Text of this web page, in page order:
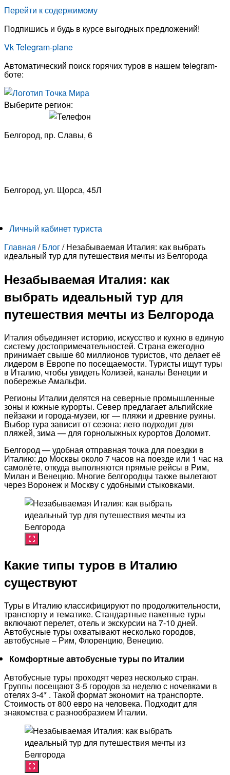
Перейти к содержимому
Подпишись и будь в курсе выгодных предложений!
VkTelegram-plane
Автоматический поиск горячих туров в нашем telegram-
боте:
Выберите регион:
Белгород, пр. Славы, 6
Белгород, ​ ул. Щорса, 45Л
Личный кабинет туриста
Главная /Блог/Незабываемая Италия: как выбрать
идеальный тур для путешествия мечты из Белгорода
Незабываемая Италия: как
выбрать идеальный тур для
путешествия мечты из Белгорода
Италия объединяет историю, искусство и кухню в единую
систему достопримечательностей. Страна ежегодно
принимает свыше 60 миллионов туристов, что делает её
лидером в Европе по посещаемости. Туристы ищут туры
в Италию, чтобы увидеть Колизей, каналы Венеции и
побережье Амальфи.
Регионы Италии делятся на северные промышленные
зоны и южные курорты. Север предлагает альпийские
пейзажи и города-музеи, юг — пляжи и древние руины.
Выбор тура зависит от сезона: лето подходит для
пляжей, зима — для горнолыжных курортов Доломит.
Белгород — удобная отправная точка для поездки в
Италию: до Москвы около 7 часов на поезде или 1 час на
самолёте, откуда выполняются прямые рейсы в Рим,
Милан и Венецию. Многие белгородцы также вылетают
через Воронеж и Москву с удобными стыковками.
Какие типы туров в Италию
существуют
Туры в Италию классифицируют по продолжительности,
транспорту и тематике. Стандартные пакетные туры
включают перелет, отель и экскурсии на 7-10 дней.
Автобусные туры охватывают несколько городов,
автобусные – Рим, Флоренцию, Венецию.​
Комфортные автобусные туры по Италии
Автобусные туры проходят через несколько стран.
Группы посещают 3-5 городов за неделю с ночевками в
отелях 3-4* . Такой формат экономит на транспорте.
Стоимость от 800 евро на человека. Подходит для
знакомства с разнообразием Италии.